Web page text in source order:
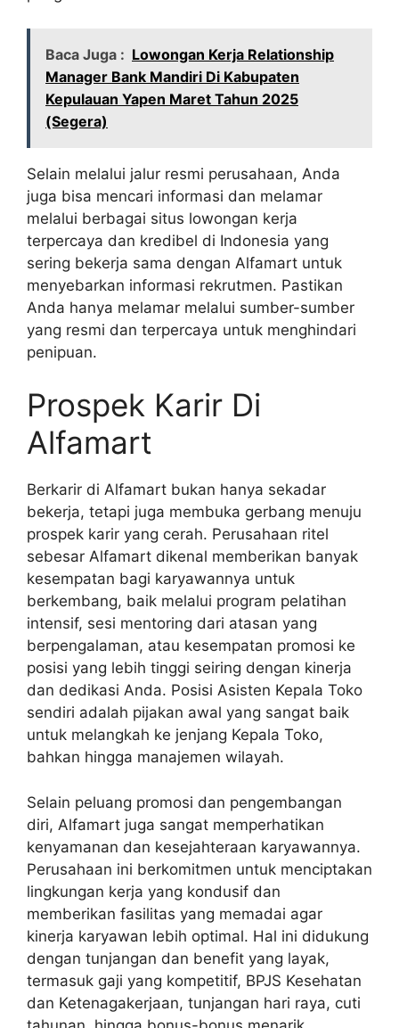
Baca Juga : Lowongan Kerja Relationship
Manager Bank Mandiri Di Kabupaten
Kepulauan Yapen Maret Tahun 2025
(Segera)
Selain melalui jalur resmi perusahaan, Anda
juga bisa mencari informasi dan melamar
melalui berbagai situs lowongan kerja
terpercaya dan kredibel di Indonesia yang
sering bekerja sama dengan Alfamart untuk
menyebarkan informasi rekrutmen. Pastikan
Anda hanya melamar melalui sumber-sumber
yang resmi dan terpercaya untuk menghindari
penipuan.
Prospek Karir Di
Alfamart
Berkarir di Alfamart bukan hanya sekadar
bekerja, tetapi juga membuka gerbang menuju
prospek karir yang cerah. Perusahaan ritel
sebesar Alfamart dikenal memberikan banyak
kesempatan bagi karyawannya untuk
berkembang, baik melalui program pelatihan
intensif, sesi mentoring dari atasan yang
berpengalaman, atau kesempatan promosi ke
posisi yang lebih tinggi seiring dengan kinerja
dan dedikasi Anda. Posisi Asisten Kepala Toko
sendiri adalah pijakan awal yang sangat baik
untuk melangkah ke jenjang Kepala Toko,
bahkan hingga manajemen wilayah.
Selain peluang promosi dan pengembangan
diri, Alfamart juga sangat memperhatikan
kenyamanan dan kesejahteraan karyawannya.
Perusahaan ini berkomitmen untuk menciptakan
lingkungan kerja yang kondusif dan
memberikan fasilitas yang memadai agar
kinerja karyawan lebih optimal. Hal ini didukung
dengan tunjangan dan benefit yang layak,
termasuk gaji yang kompetitif, BPJS Kesehatan
dan Ketenagakerjaan, tunjangan hari raya, cuti